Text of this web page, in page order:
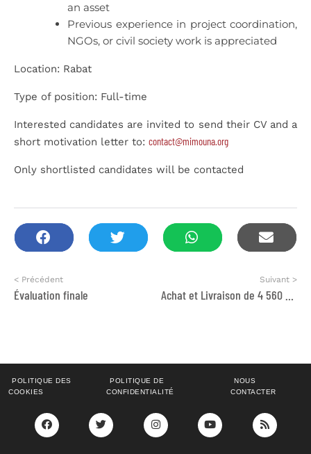
an asset
Previous experience in project coordination,
NGOs, or civil society work is appreciated
Location: Rabat
Type of position: Full-time
Interested candidates are invited to send their CV and a
short motivation letter to: contact@mimouna.org
Only shortlisted candidates will be contacted
< Précédent
Évaluation finale
Suivant >
POLITIQUE DES
COOKIES
POLITIQUE DE
CONFIDENTIALITÉ
NOUS
CONTACTER